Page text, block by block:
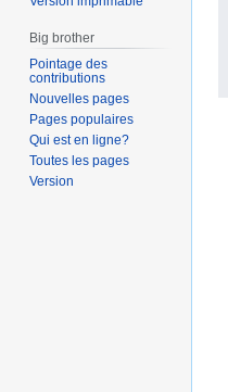
Big brother
Pointage des
contributions
Nouvelles pages
Pages populaires
Qui est en ligne?
Toutes les pages
Version